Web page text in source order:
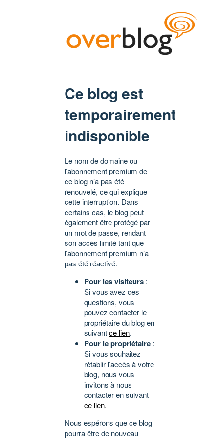
Ce blog est
temporairement
indisponible
Le nom de domaine ou
l’abonnement premium de
ce blog n’a pas été
renouvelé, ce qui explique
cette interruption. Dans
certains cas, le blog peut
également être protégé par
un mot de passe, rendant
son accès limité tant que
l’abonnement premium n’a
pas été réactivé.
Pour les visiteurs :
Si vous avez des
questions, vous
pouvez contacter le
propriétaire du blog en
suivantce lien.
Pour le propriétaire :
Si vous souhaitez
rétablir l’accès à votre
blog, nous vous
invitons à nous
contacter en suivant
ce lien.
Nous espérons que ce blog
pourra être de nouveau